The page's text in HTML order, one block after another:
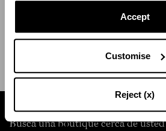
Accept
Customise
Reject (x)
ENVÍO Y DEVOLUCIÓN AYUDA
Busca una boutique cerca de usted